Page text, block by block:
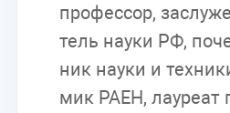
про­фес­сор,
тель на­у­ки РФ,
ник на­у­ки и
мик РАЕН,